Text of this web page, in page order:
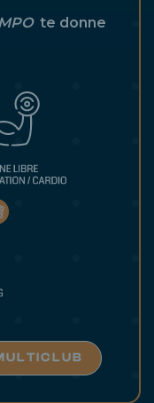
te donne